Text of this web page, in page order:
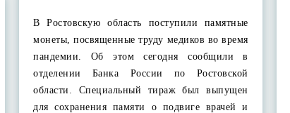
В Ростовскую область поступили памятные
монеты, посвященные труду медиков во время
пандемии. Об этом сегодня сообщили в
отделении Банка России по Ростовской
области. Специальный тираж был выпущен
для сохранения памяти о подвиге врачей и